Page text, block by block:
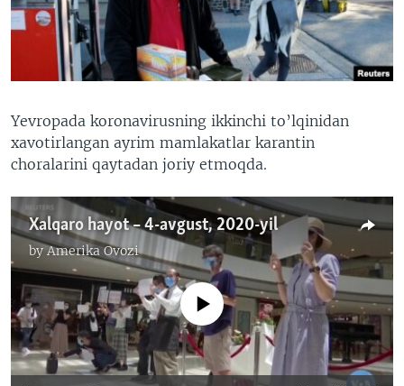
VIDEO
XABARLAR SURATLARDA
ODNOKLASSNIKI
TELEGRAM
TWITTER
SOUNDCLOUD
Yevropada koronavirusning ikkinchi to’lqinidan
xavotirlangan ayrim mamlakatlar karantin
choralarini qaytadan joriy etmoqda.
Xalqaro hayot – 4-avgust, 2020-yil
byAmerika Ovozi
No media source currently available